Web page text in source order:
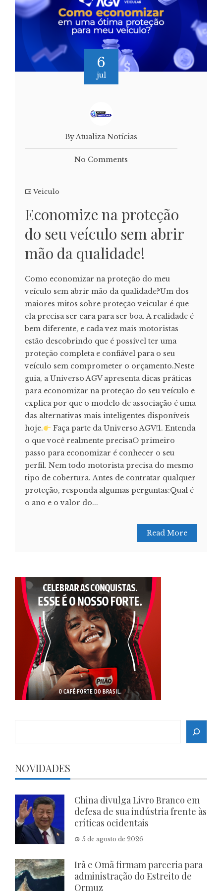
6
jul
By Atualiza Notícias
No Comments
Veiculo
Economize na proteção
do seu veículo sem abrir
mão da qualidade!
Como economizar na proteção do meu
veículo sem abrir mão da qualidade?Um dos
maiores mitos sobre proteção veicular é que
ela precisa ser cara para ser boa. A realidade é
bem diferente, e cada vez mais motoristas
estão descobrindo que é possível ter uma
proteção completa e confiável para o seu
veículo sem comprometer o orçamento.Neste
guia, a Universo AGV apresenta dicas práticas
para economizar na proteção do seu veículo e
explica por que o modelo de associação é uma
das alternativas mais inteligentes disponíveis
hoje.
Faça parte da Universo AGV!1. Entenda
o que você realmente precisaO primeiro
passo para economizar é conhecer o seu
perfil. Nem todo motorista precisa do mesmo
tipo de cobertura. Antes de contratar qualquer
proteção, responda algumas perguntas:Qual é
o ano e o valor do...
Read More
NOVIDADES
China divulga Livro Branco em
defesa de sua indústria frente às
críticas ocidentais
5 de agosto de 2026
Irã e Omã firmam parceria para
administração do Estreito de
Ormuz